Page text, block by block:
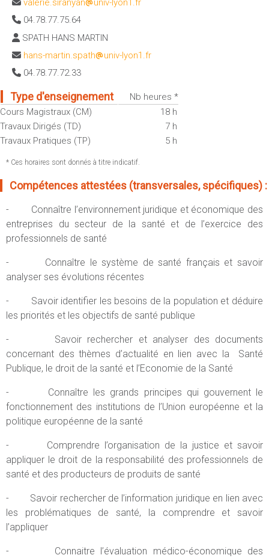
Sportives)
UFR FS (Chimie, Mathématique, Physique)
UFR Biosciences (Biologie, Biochimie)
GEP (Génie Electrique des Procédés - Département composante)
Informatique (Département Composante)
Mécanique (Département composante)
OUTILS
Intranet des personnels
Moodle
Emploi du temps
Messagerie
Stage et emploi
Portefeuille d'Expériences et
Fermer
valerie.siranyan
univ-lyon1.fr
04.78.77.75.64
SPATH HANS MARTIN
hans-martin.spath
univ-lyon1.fr
04.78.77.72.33
Type d'enseignement
Nb heures *
Cours Magistraux (CM)
18 h
Travaux Dirigés (TD)
7 h
Travaux Pratiques (TP)
5 h
* Ces horaires sont donnés à titre indicatif.
Compétences attestées (transversales, spécifiques) :
- Connaître l’environnement juridique et économique des
entreprises du secteur de la santé et de l’exercice des
professionnels de santé
- Connaître le système de santé français et savoir
analyser ses évolutions récentes
- Savoir identifier les besoins de la population et déduire
les priorités et les objectifs de santé publique
- Savoir rechercher et analyser des documents
concernant des thèmes d’actualité en lien avec la Santé
Publique, le droit de la santé et l’Economie de la Santé
- Connaître les grands principes qui gouvernent le
fonctionnement des institutions de l’Union européenne et la
politique européenne de la santé
- Comprendre l’organisation de la justice et savoir
appliquer le droit de la responsabilité des professionnels de
santé et des producteurs de produits de santé
- Savoir rechercher de l’information juridique en lien avec
les problématiques de santé, la comprendre et savoir
l’appliquer
- Connaitre l’évaluation médico-économique des